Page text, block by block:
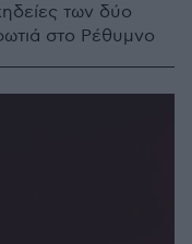
των δύο
στο Ρέθυμνο